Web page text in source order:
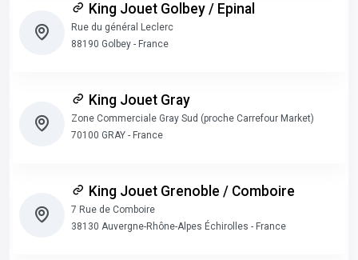
King Jouet Golbey / Epinal
Rue du général Leclerc
88190 Golbey - France
King Jouet Gray
Zone Commerciale Gray Sud (proche Carrefour Market)
70100 GRAY - France
King Jouet Grenoble / Comboire
7 Rue de Comboire
38130 Auvergne-Rhône-Alpes Échirolles - France